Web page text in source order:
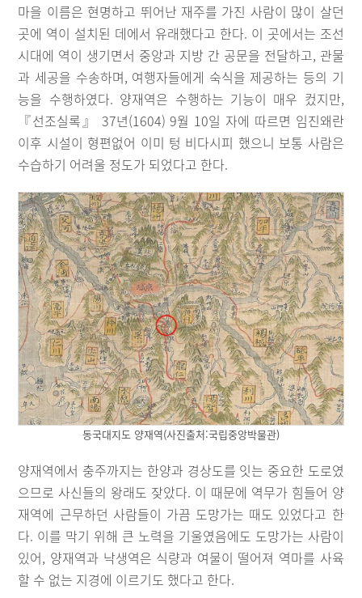
마을 이름은 현명하고 뛰어난 재주를 가진 사람이 많이 살던
곳에 역이 설치된 데에서 유래했다고 한다. 이 곳에서는 조선
시대에 역이 생기면서 중앙과 지방 간 공문을 전달하고, 관물
과 세공을 수송하며, 여행자들에게 숙식을 제공하는 등의 기
능을 수행하였다. 양재역은 수행하는 기능이 매우 컸지만,
『선조실록』 37년(1604) 9월 10일 자에 따르면 임진왜란
이후 시설이 형편없어 이미 텅 비다시피 했으니 보통 사람은
수습하기 어려울 정도가 되었다고 한다.
동국대지도 양재역(사진출처:국립중앙박물관)
양재역에서 충주까지는 한양과 경상도를 잇는 중요한 도로였
으므로 사신들의 왕래도 잦았다. 이 때문에 역무가 힘들어 양
재역에 근무하던 사람들이 가끔 도망가는 때도 있었다고 한
다. 이를 막기 위해 큰 노력을 기울였음에도 도망가는 사람이
있어, 양재역과 낙생역은 식량과 여물이 떨어져 역마를 사육
할 수 없는 지경에 이르기도 했다고 한다.